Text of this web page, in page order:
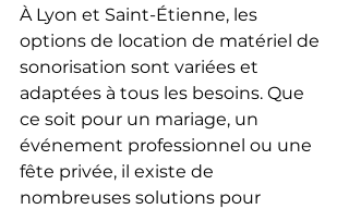
À Lyon et Saint-Étienne, les
options de location de matériel de
sonorisation sont variées et
adaptées à tous les besoins. Que
ce soit pour un mariage, un
événement professionnel ou une
fête privée, il existe de
nombreuses solutions pour